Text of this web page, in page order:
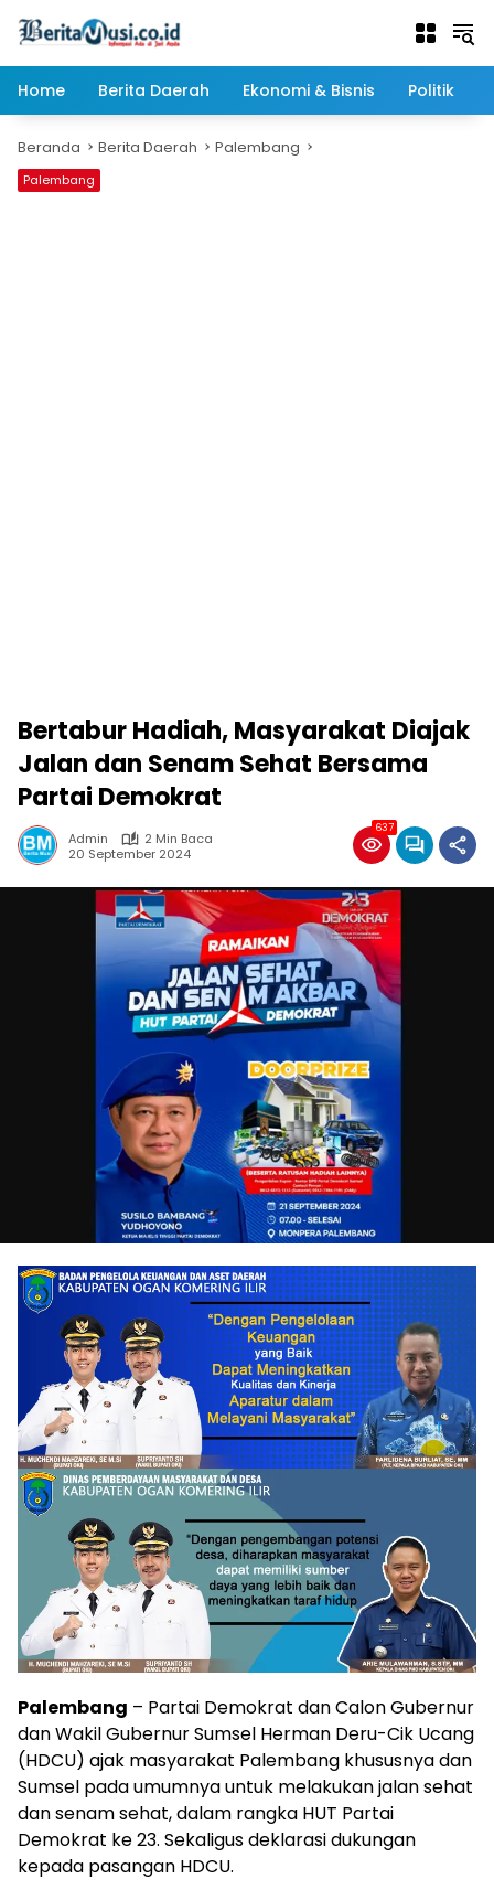
Home
Berita Daerah Ekonomi & Bisnis Politik
Beranda Berita Daerah Palembang
Palembang
Bertabur Hadiah, Masyarakat Diajak
Jalan dan Senam Sehat Bersama
Partai Demokrat
Admin
2 Min Baca
20 September 2024
637
Palembang – Partai Demokrat dan Calon Gubernur
dan Wakil Gubernur Sumsel Herman Deru-Cik Ucang
(HDCU) ajak masyarakat Palembang khususnya dan
Sumsel pada umumnya untuk melakukan jalan sehat
dan senam sehat, dalam rangka HUT Partai
Demokrat ke 23. Sekaligus deklarasi dukungan
kepada pasangan HDCU.